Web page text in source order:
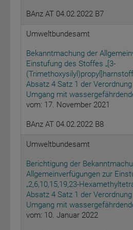
BAnz AT 04.02.2022 B7
Umweltbundesamt
Bekanntmachung der
Einstufung des Stoffes „[3-
Absatz 4 Satz 1 der
Umgang mit
vom: 17. November 2021
BAnz AT 04.02.2022 B8
Umweltbundesamt
Berichtigung der
Allgemeinverfügungen zur
„2,6,10,15,19,23-
Absatz 4 Satz 1 der
Umgang mit
vom: 10. Januar 2022